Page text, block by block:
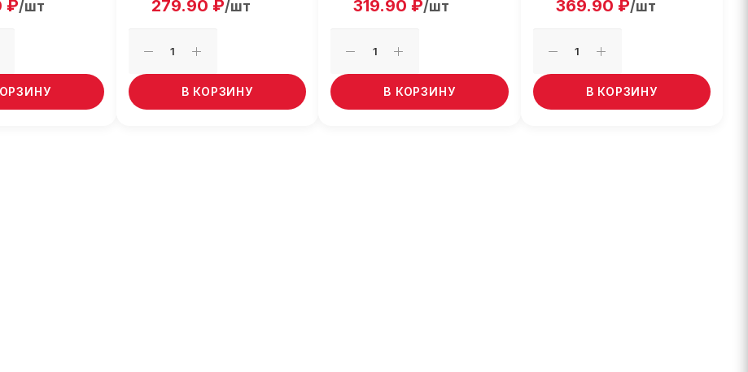
₽/шт 279.90 ₽/шт
В КОРЗИНУ
319.90 ₽/шт
В КОРЗИНУ
369.90 ₽/шт
В КОРЗИНУ